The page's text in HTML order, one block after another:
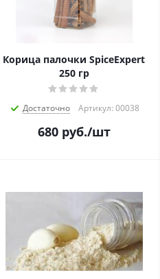
Корица палочки SpiceExpert
250 гр
Достаточно Артикул: 00038
680руб./шт